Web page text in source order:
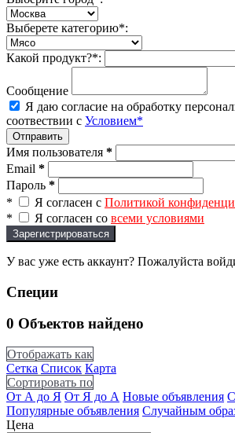
Выберете категорию*:
Какой продукт?*:
Сообщение
Я даю согласие на обработку
соотвествии с Условием*
Отправить
Имя пользователя *
Email *
Пароль *
*
Я согласен с Политикой
*
Я согласен со всеми условиями
Зарегистрироваться
У вас уже есть аккаунт? Пожалуйста
Специи
0 Объектов найдено
Отображать как
Сетка Список Карта
Сортировать по
От А до Я От Я до А Новые объявления
Популярные объявления Случайным
Цена